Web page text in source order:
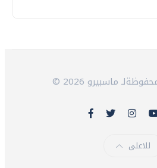
محفوظةلـ ماسبيرو
للاعلى